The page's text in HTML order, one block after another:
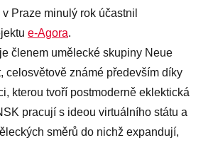
Praze minulý rok účastnil
e-Agora.
členem umělecké skupiny Neue
celosvětově známé především díky
kterou tvoří postmoderně eklektická
pracují s ideou virtuálního státu a
směrů do nichž expandují,